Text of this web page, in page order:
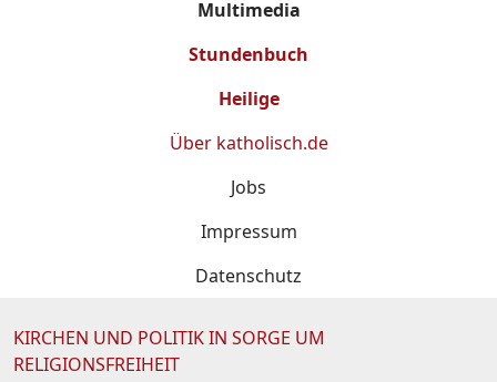
Multimedia
Stundenbuch
Heilige
Über katholisch.de
Jobs
Impressum
Datenschutz
KIRCHEN UND POLITIK IN SORGE UM
RELIGIONSFREIHEIT